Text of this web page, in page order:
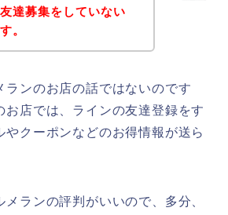
達募集をしていない
。
ランのお店の話ではないのです
お店では、ラインの友達登録をす
やクーポンなどのお得情報が送ら
ランの評判がいいので、多分、